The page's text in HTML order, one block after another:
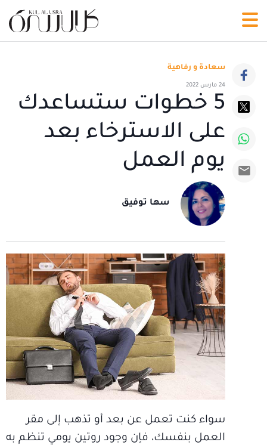
سعادة و رفاهية
24 مارس 2022
5 خطوات ستساعدك
على الاسترخاء بعد
يوم العمل
سها توفيق
سواء كنت تعمل عن بعد أو تذهب إلى مقر
العمل بنفسك، فإن وجود روتين يومي تنظم به